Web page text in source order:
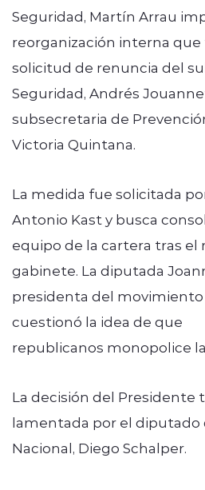
Seguridad, Martín Arrau
reorganización interna
solicitud de renuncia del
Seguridad, Andrés
subsecretaria de
Victoria Quintana.
La medida fue solicitada
Antonio Kast y busca
equipo de la cartera tras
gabinete. La diputada
presidenta del
cuestionó la idea de que
republicanos monopolice
La decisión del Presidente
lamentada por el diputado
Nacional, Diego Schalper.